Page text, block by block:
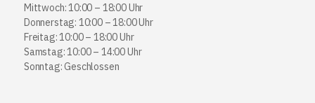
Mittwoch: 10:00 – 18:00 Uhr
Donnerstag: 10:00 – 18:00 Uhr
Freitag: 10:00 – 18:00 Uhr
Samstag: 10:00 – 14:00 Uhr
Sonntag: Geschlossen